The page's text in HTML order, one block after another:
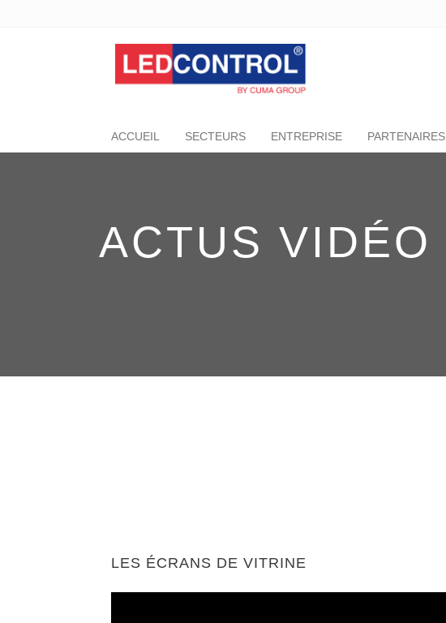
ACCUEIL SECTEURS ENTREPRISE PARTENAIRES
ACTUS VIDÉO
LES ÉCRANS DE VITRINE